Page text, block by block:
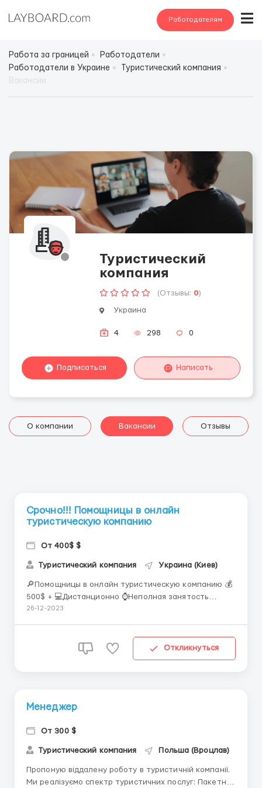
Работодателям
Работа за границей
Работодатели
Работодатели в Украине
Туристический компания
Туристический
компания
(Отзывы: 0)
Украина
4 298 0
Подписаться Написать
О компании Вакансии Отзывы
Срочно!!! Помощницы в онлайн
туристическую компанию
От 400$ $
Туристический компания Украина (Киев)
🔎Помощницы в онлайн туристическую компанию 💰
500$ + 💻Дистанционно ⌚️Неполная занятость
Требования к кандидату: • Наличие Телеграмм и
Работа в соцсетях • Реклама сервиса &...
26-12-2023
Откликнуться
Менеджер
От 300 $
Туристический компания Польша (Вроцлав)
Пропоную віддалену роботу в туристичній компанії.
Ми реалізуємо спектр туристичних послуг: Пакетні